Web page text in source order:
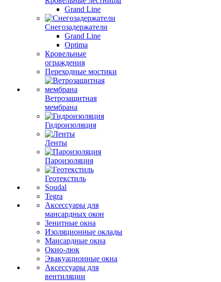
Grand Line
Снегозадержатели
Grand Line
Optima
Кровельные
ограждения
Переходные мостики
Ветрозащитная
мембрана
Гидроизоляция
Ленты
Пароизоляция
Геотекстиль
Soudal
Tegra
Аксессуары для
мансардных окон
Зенитные окна
Изоляционные оклады
Мансардные окна
Окно-люк
Эвакуационные окна
Аксессуары для
вентиляции